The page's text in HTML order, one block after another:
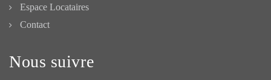
Espace Locataires
Contact
Nous suivre